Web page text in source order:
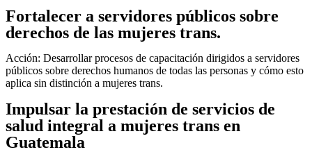
Fortalecer a servidores públicos sobre
derechos de las mujeres trans.
Acción: Desarrollar procesos de capacitación dirigidos a servidores
públicos sobre derechos humanos de todas las personas y cómo esto
aplica sin distinción a mujeres trans.
Impulsar la prestación de servicios de
salud integral a mujeres trans en
Guatemala